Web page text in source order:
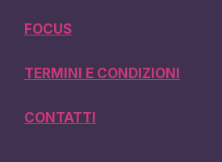
FOCUS
TERMINI E CONDIZIONI
CONTATTI